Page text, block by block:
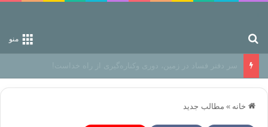
منو
خانه » مطالب جدید